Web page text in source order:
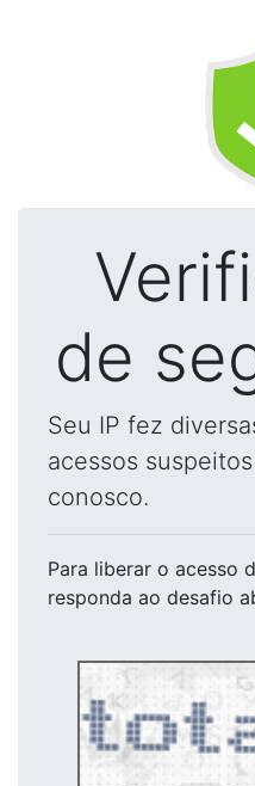
de
Seu IP fez
acessos
conosco.
Para liberar o acesso
responda ao desafio